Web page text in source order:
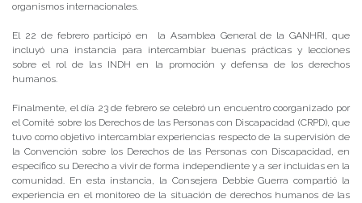
organismos internacionales.
El 22 de febrero participó en la Asamblea General de la GANHRI, que
incluyó una instancia para intercambiar buenas prácticas y lecciones
sobre el rol de las INDH en la promoción y defensa de los derechos
humanos.
Finalmente, el día 23 de febrero se celebró un encuentro coorganizado por
el Comité sobre los Derechos de las Personas con Discapacidad (CRPD), que
tuvo como objetivo intercambiar experiencias respecto de la supervisión de
la Convención sobre los Derechos de las Personas con Discapacidad, en
específico su Derecho a vivir de forma independiente y a ser incluidas en la
comunidad. En esta instancia, la Consejera Debbie Guerra compartió la
experiencia en el monitoreo de la situación de derechos humanos de las